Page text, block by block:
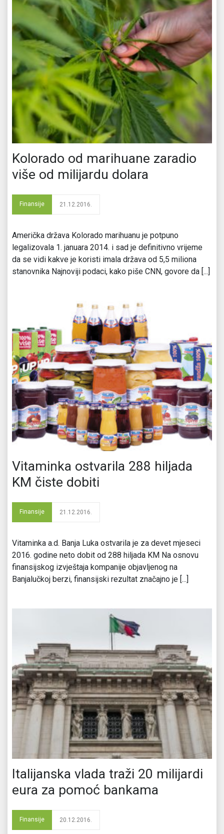
Kolorado od marihuane zaradio
više od milijardu dolara
Finansije 21.12.2016.
Američka država Kolorado marihuanu je potpuno
legalizovala 1. januara 2014. i sad je definitivno vrijeme
da se vidi kakve je koristi imala država od 5,5 miliona
stanovnika Najnoviji podaci, kako piše CNN, govore da [...]
Vitaminka ostvarila 288 hiljada
KM čiste dobiti
Finansije 21.12.2016.
Vitaminka a.d. Banja Luka ostvarila je za devet mjeseci
2016. godine neto dobit od 288 hiljada KM Na osnovu
finansijskog izvještaja kompanije objavljenog na
Banjalučkoj berzi, finansijski rezultat značajno je [...]
Italijanska vlada traži 20 milijardi
eura za pomoć bankama
Finansije 20.12.2016.